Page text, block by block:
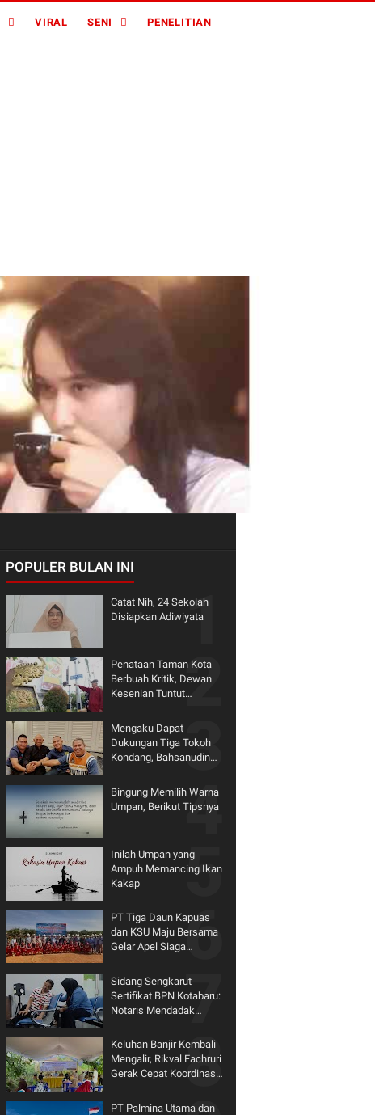
VIRAL SENI PENELITIAN
POPULER BULAN INI
Catat Nih, 24 Sekolah
Disiapkan Adiwiyata
Penataan Taman Kota
Berbuah Kritik, Dewan
Kesenian Tuntut
Warisan Seni
Mengaku Dapat
Dukungan Tiga Tokoh
Kondang, Bahsanudin
Pilkada Tanbu
Bingung Memilih Warna
Umpan, Berikut Tipsnya
Inilah Umpan yang
Ampuh Memancing Ikan
Kakap
PT Tiga Daun Kapuas
dan KSU Maju Bersama
Gelar Apel Siaga
Sidang Sengkarut
Sertifikat BPN Kotabaru:
Notaris Mendadak
Keluhan Banjir Kembali
Mengalir, Rikval Fachruri
Gerak Cepat Koordinasi
PT Palmina Utama dan